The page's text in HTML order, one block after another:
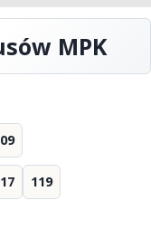
MPK
119